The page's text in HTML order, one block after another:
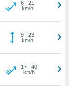
6- 21
km/h
9- 23
km/h
17- 40
km/h